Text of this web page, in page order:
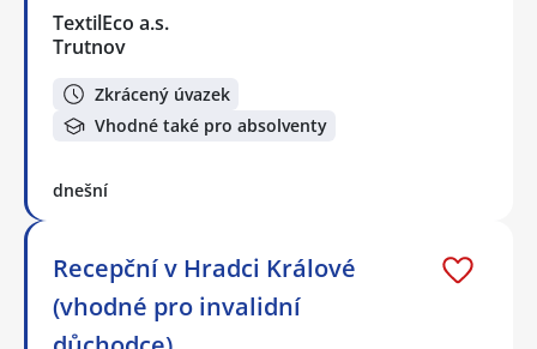
TextilEco a.s.
Trutnov
Zkrácený úvazek
Vhodné také pro absolventy
dnešní
Recepční v Hradci Králové
(vhodné pro invalidní